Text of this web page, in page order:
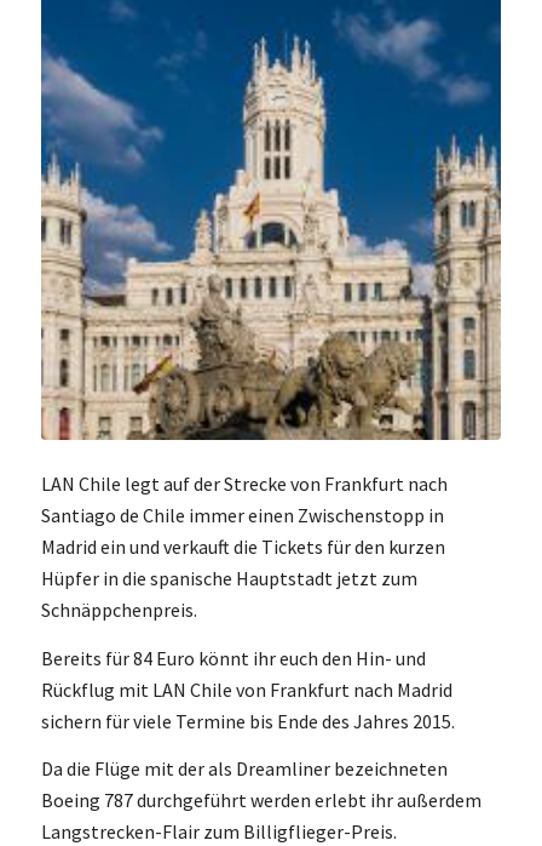
LAN Chile legt auf der Strecke von Frankfurt nach
Santiago de Chile immer einen Zwischenstopp in
Madrid ein und verkauft die Tickets für den kurzen
Hüpfer in die spanische Hauptstadt jetzt zum
Schnäppchenpreis.
Bereits für 84 Euro könnt ihr euch den Hin- und
Rückflug mit LAN Chile von Frankfurt nach Madrid
sichern für viele Termine bis Ende des Jahres 2015.
Da die Flüge mit der als Dreamliner bezeichneten
Boeing 787 durchgeführt werden erlebt ihr außerdem
Langstrecken-Flair zum Billigflieger-Preis.